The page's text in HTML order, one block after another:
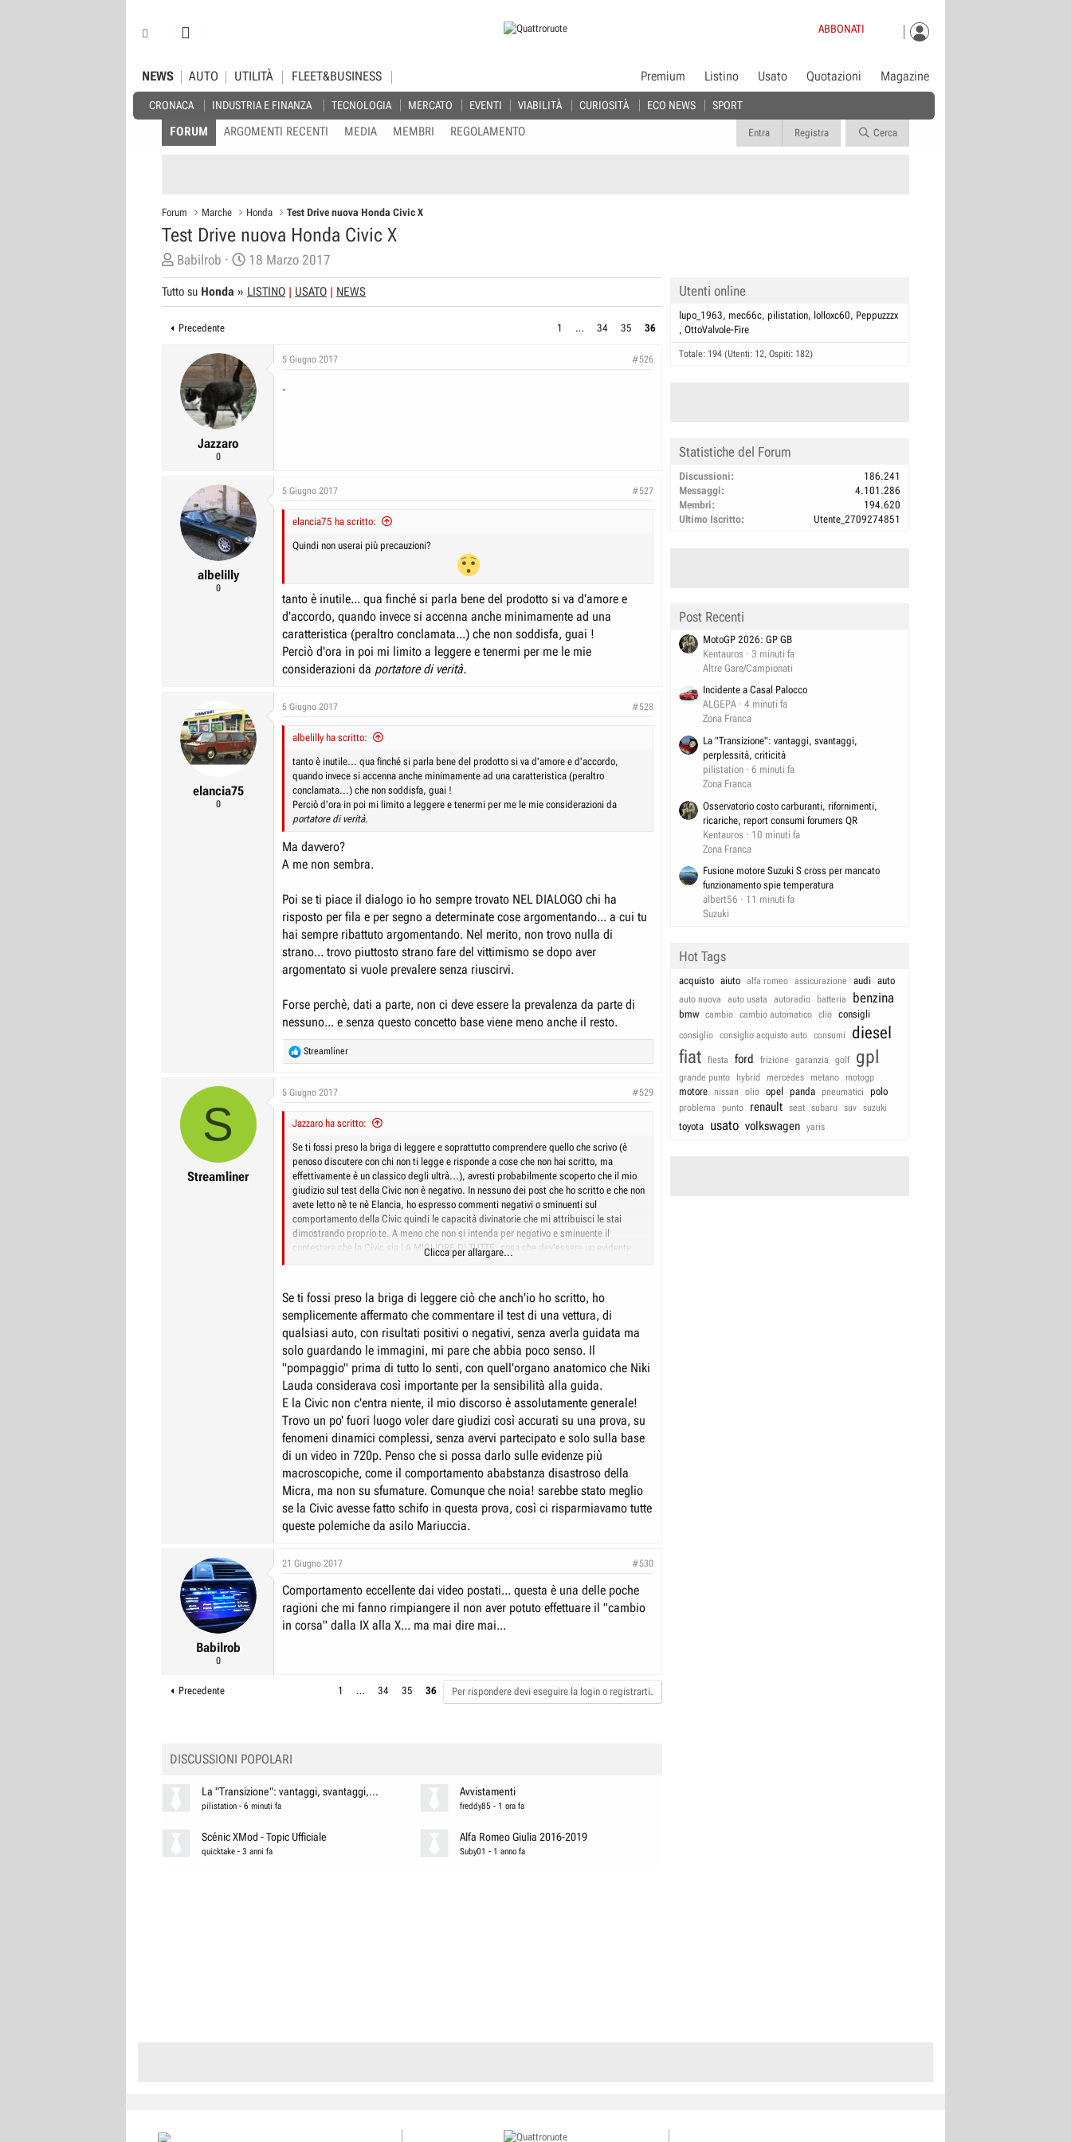
ABBONATI
NEWS
CRONACA INDUSTRIA E FINANZA TECNOLOGIA MERCATO EVENTI VIABILITÀ CURIOSITÀ ECO NEWS SPORT
AUTO UTILITÀ FLEET&BUSINESS Premium Listino Usato Quotazioni Magazine
FORUM ARGOMENTI RECENTI MEDIA MEMBRI REGOLAMENTO Entra Registra Cerca
Forum Marche Honda Test Drive nuova Honda Civic X
Test Drive nuova Honda Civic X
C
r
e
t
e
D
s
Babilrob
D
a
t
I
n
i
18 Marzo 2017
Tutto su Honda » LISTINO USATO NEWS
Precedente 1 … 34 35 36
Jazzaro
0
5 Giugno 2017 #526
.
albelilly
0
5 Giugno 2017 #527
elancia75 ha scritto:
Quindi non userai più precauzioni?
tanto è inutile... qua finché si parla bene del prodotto si va d'amore e
d'accordo, quando invece si accenna anche minimamente ad una
caratteristica (peraltro conclamata...) che non soddisfa, guai !
Perciò d'ora in poi mi limito a leggere e tenermi per me le mie
considerazioni da portatore di verità.
elancia75
0
5 Giugno 2017 #528
albelilly ha scritto:
tanto è inutile... qua finché si parla bene del prodotto si va d'amore e d'accordo,
quando invece si accenna anche minimamente ad una caratteristica (peraltro
conclamata...) che non soddisfa, guai !
Perciò d'ora in poi mi limito a leggere e tenermi per me le mie considerazioni da
portatore di verità.
Ma davvero?
A me non sembra.
Poi se ti piace il dialogo io ho sempre trovato NEL DIALOGO chi ha
risposto per fila e per segno a determinate cose argomentando... a cui tu
hai sempre ribattuto argomentando. Nel merito, non trovo nulla di
strano... trovo piuttosto strano fare del vittimismo se dopo aver
argomentato si vuole prevalere senza riuscirvi.
Forse perchè, dati a parte, non ci deve essere la prevalenza da parte di
nessuno... e senza questo concetto base viene meno anche il resto.
R
e
c
n
s
:
Streamliner
S
Streamliner
5 Giugno 2017 #529
Jazzaro ha scritto:
Se ti fossi preso la briga di leggere e soprattutto comprendere quello che scrivo (è
penoso discutere con chi non ti legge e risponde a cose che non hai scritto, ma
effettivamente è un classico degli ultrà...), avresti probabilmente scoperto che il mio
giudizio sul test della Civic non è negativo. In nessuno dei post che ho scritto e che non
avete letto nè te nè Elancia, ho espresso commenti negativi o sminuenti sul
comportamento della Civic quindi le capacità divinatorie che mi attribuisci le stai
dimostrando proprio te. A meno che non si intenda per negativo e sminuente il
contestare che la Civic sia LA MIGLIORE DI TUTTE, cosa che dev'essere un evidente
sacrilegio visto che non è neppure bastato osservare come la A5, che per velocità del
jap... Niente, dev'essere per forza la migliore, non son ammesse critiche ma neppure
l'osservare che le sospensioni vadano in accenno di pompaggio. Discutere di Honda
con te è come discutere di Berlusconi con l'Emilio Fede di fine anni 90...
Clicca per allargare...
Se ti fossi preso la briga di leggere ciò che anch'io ho scritto, ho
semplicemente affermato che commentare il test di una vettura, di
qualsiasi auto, con risultati positivi o negativi, senza averla guidata ma
solo guardando le immagini, mi pare che abbia poco senso. Il
"pompaggio" prima di tutto lo senti, con quell'organo anatomico che Niki
Lauda considerava così importante per la sensibilità alla guida.
E la Civic non c'entra niente, il mio discorso è assolutamente generale!
Trovo un po' fuori luogo voler dare giudizi così accurati su una prova, su
fenomeni dinamici complessi, senza avervi partecipato e solo sulla base
di un video in 720p. Penso che si possa darlo sulle evidenze più
macroscopiche, come il comportamento ababstanza disastroso della
Micra, ma non su sfumature. Comunque che noia! sarebbe stato meglio
se la Civic avesse fatto schifo in questa prova, così ci risparmiavamo tutte
queste polemiche da asilo Mariuccia.
Babilrob
0
21 Giugno 2017 #530
Comportamento eccellente dai video postati... questa è una delle poche
ragioni che mi fanno rimpiangere il non aver potuto effettuare il "cambio
in corsa" dalla IX alla X... ma mai dire mai...
Precedente 1 … 34 35 36 Per rispondere devi eseguire la login o registrarti.
DISCUSSIONI POPOLARI
La "Transizione": vantaggi, svantaggi,...
pilistation - 6 minuti fa
Avvistamenti
freddy85 - 1 ora fa
Scénic XMod - Topic Ufficiale
quicktake - 3 anni fa
Alfa Romeo Giulia 2016-2019
Suby01 - 1 anno fa
Utenti online
lupo_1963 mec66c pilistation lolloxc60 Peppuzzzx
OttoValvole-Fire
Totale: 194 (Utenti: 12, Ospiti: 182)
Statistiche del Forum
Discussioni
186.241
Messaggi
4.101.286
Membri
194.620
Ultimo Iscritto
Utente_2709274851
Post Recenti
MotoGP 2026: GP GB
Kentauros
3 minuti fa
Altre Gare/Campionati
Incidente a Casal Palocco
ALGEPA
4 minuti fa
Zona Franca
La "Transizione": vantaggi, svantaggi,
perplessità, criticità
pilistation
6 minuti fa
Zona Franca
Osservatorio costo carburanti, rifornimenti,
ricariche, report consumi forumers QR
Kentauros
10 minuti fa
Zona Franca
Fusione motore Suzuki S cross per mancato
funzionamento spie temperatura
albert56
11 minuti fa
Suzuki
Hot Tags
acquisto aiuto alfa romeo assicurazione audi auto
auto nuova auto usata autoradio batteria benzina
bmw cambio cambio automatico clio consigli
consiglio consiglio acquisto auto consumi diesel
fiat fiesta ford frizione garanzia golf gpl
grande punto hybrid mercedes metano motogp
motore nissan olio opel panda pneumatici polo
problema punto renault seat subaru suv suzuki
toyota usato volkswagen yaris